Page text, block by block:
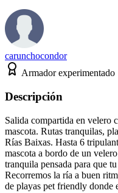
carunchocondor
Armador experimentado
Descripción
Salida compartida en velero
mascota. Rutas tranquilas,
Rías Baixas. Hasta 6
mascota a bordo de un
tranquila pensada para que
Recorremos la ría a buen
de playas pet friendly donde